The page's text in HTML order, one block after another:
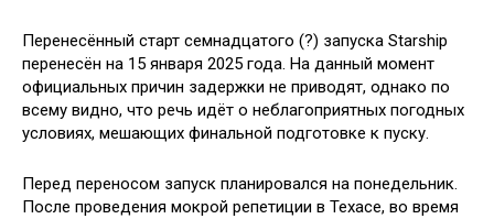
Перенесённый старт семнадцатого (?) запуска Starship
перенесён на 15 января 2025 года. На данный момент
официальных причин задержки не приводят, однако по
всему видно, что речь идёт о неблагоприятных погодных
условиях, мешающих финальной подготовке к пуску.
Перед переносом запуск планировался на понедельник.
После проведения мокрой репетиции в Техасе, во время